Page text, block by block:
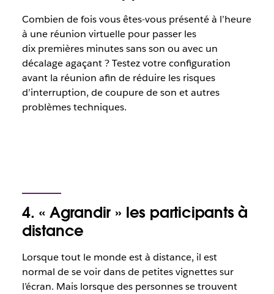
Combien de fois vous êtes-vous présenté à l’heure
à une réunion virtuelle pour passer les
dix premières minutes sans son ou avec un
décalage agaçant ? Testez votre configuration
avant la réunion afin de réduire les risques
d’interruption, de coupure de son et autres
problèmes techniques.
4. « Agrandir » les participants à
distance
Lorsque tout le monde est à distance, il est
normal de se voir dans de petites vignettes sur
l’écran. Mais lorsque des personnes se trouvent